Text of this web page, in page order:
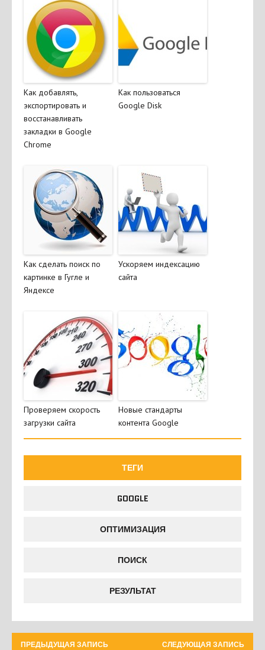
Как добавлять,
экспортировать и
восстанавливать
закладки в Google
Chrome
Как пользоваться
Google Disk
Как сделать поиск по
картинке в Гугле и
Яндексе
Ускоряем индексацию
сайта
Проверяем скорость
загрузки сайта
Новые стандарты
контента Google
ТЕГИ
GOOGLE
ОПТИМИЗАЦИЯ
ПОИСК
РЕЗУЛЬТАТ
ПРЕДЫДУЩАЯ ЗАПИСЬ СЛЕДУЮЩАЯ ЗАПИСЬ